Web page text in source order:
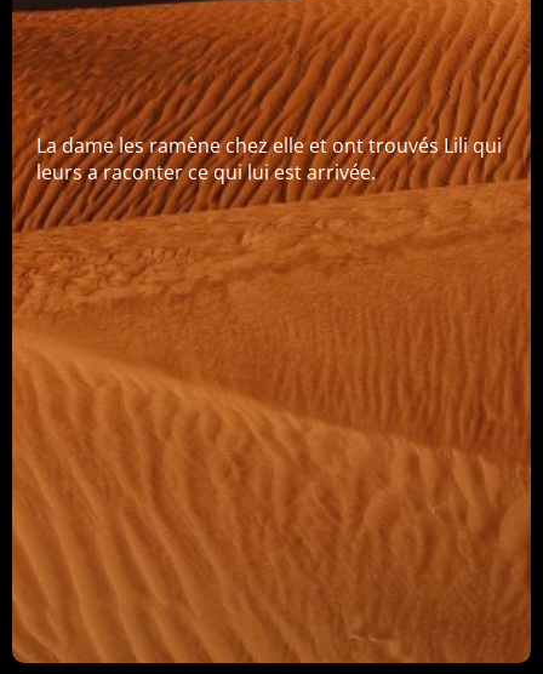
La dame les ramène chez elle et ont trouvés Lili qui
leurs a raconter ce qui lui est arrivée.